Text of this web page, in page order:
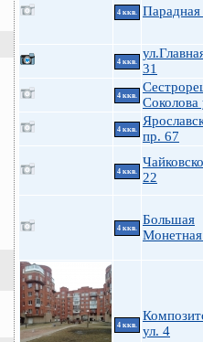
4 ккв. Парадная
4 ккв.
31
4 ккв.
Соколова
4 ккв.
пр. 67
4 ккв.
22
4 ккв.
Большая
4 ккв.
ул. 4